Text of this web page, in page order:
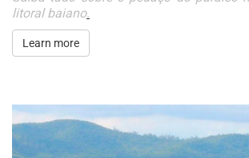
litoral baiano.
Learn more